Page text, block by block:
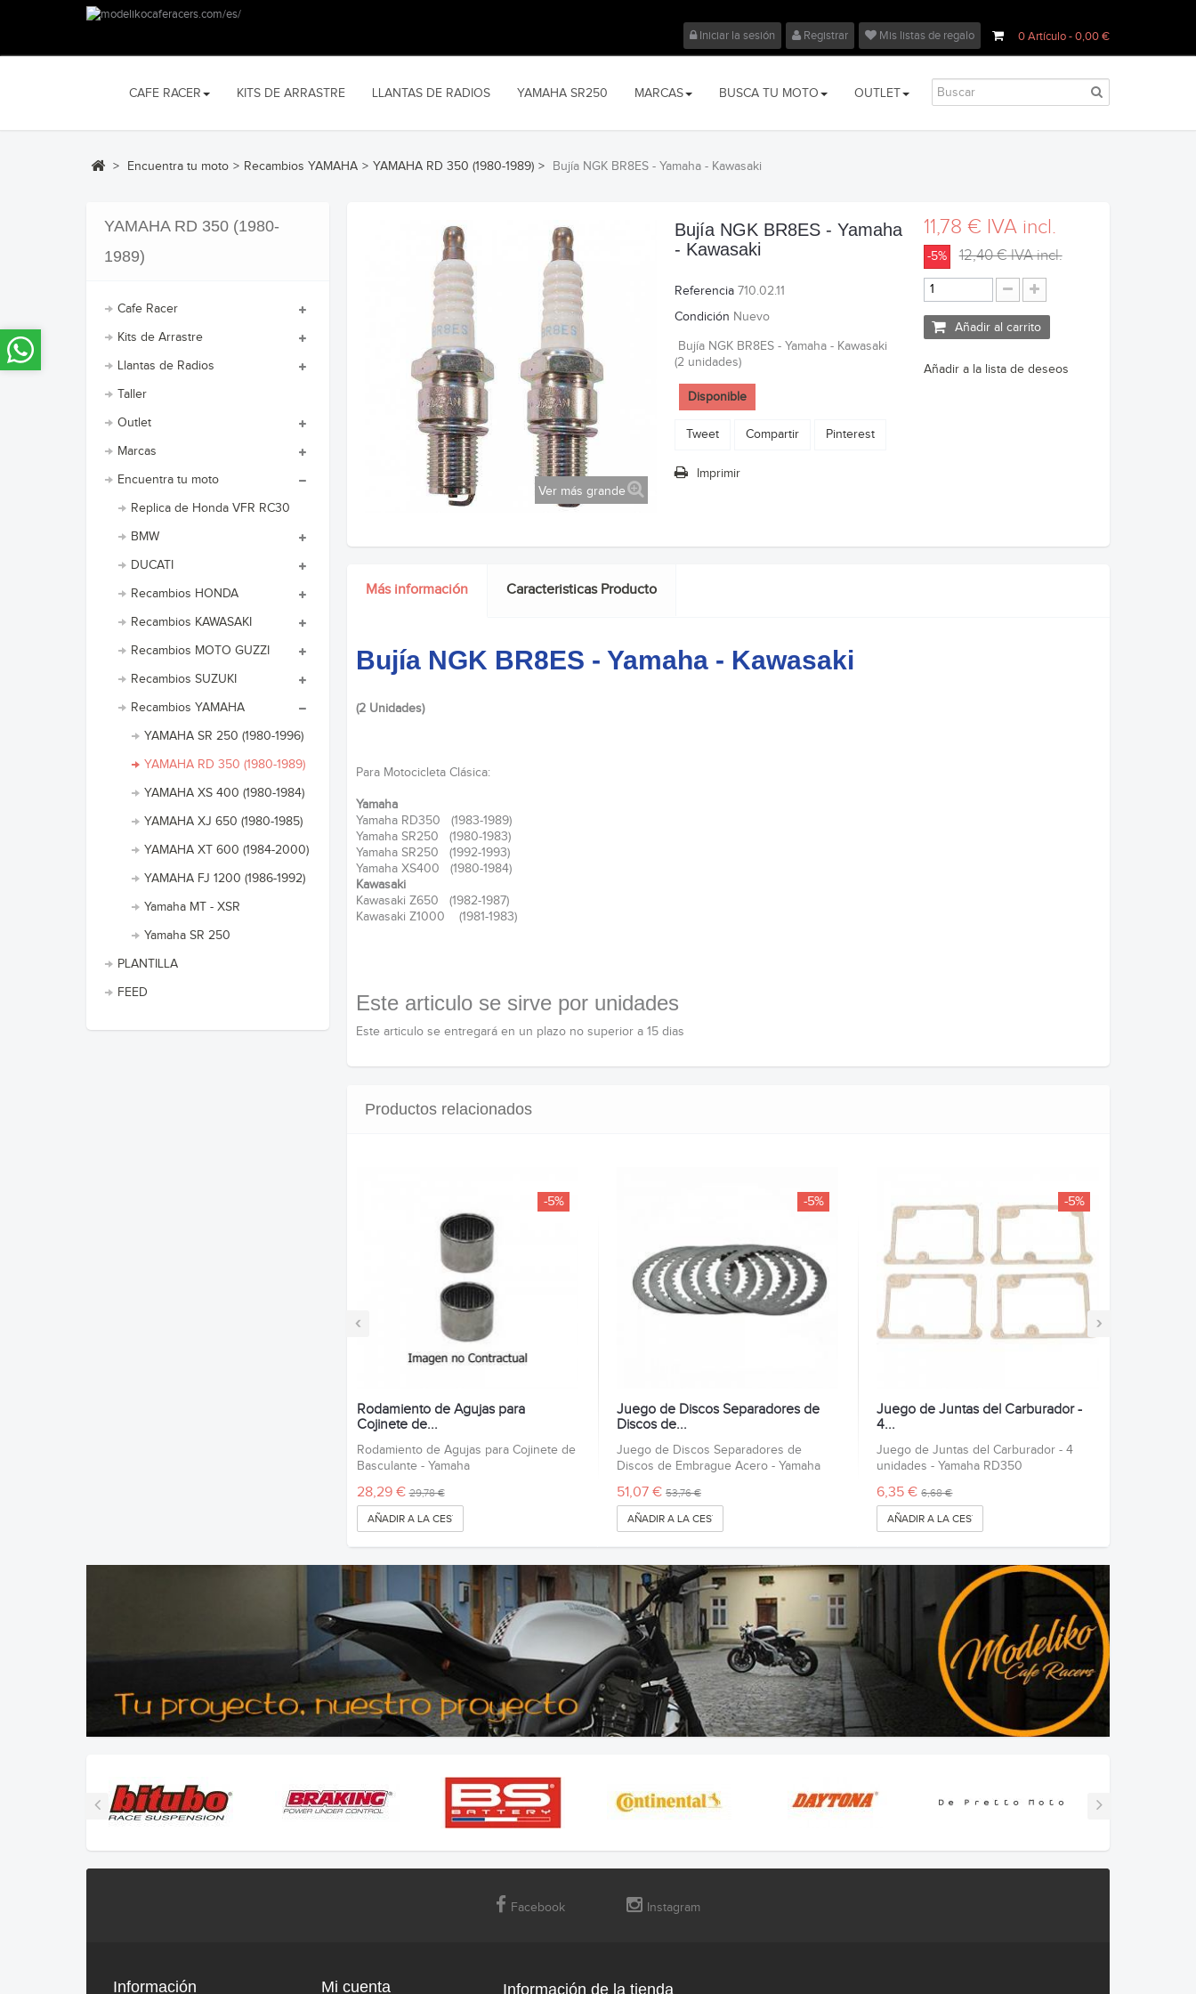
0Artículo- 0,00 €
Iniciar la sesión Registrar Mis listas de regalo
CAFE RACER KITS DE ARRASTRE LLANTAS DE RADIOS YAMAHA SR250 MARCAS BUSCA TU MOTO OUTLET
> Encuentra tu moto > Recambios YAMAHA > YAMAHA RD 350 (1980-1989) > Bujía NGK BR8ES - Yamaha - Kawasaki
YAMAHA RD 350 (1980-
1989)
Cafe Racer
Kits de Arrastre
Llantas de Radios
Taller
Outlet
Marcas
Encuentra tu moto
Replica de Honda VFR RC30
BMW
DUCATI
Recambios HONDA
Recambios KAWASAKI
Recambios MOTO GUZZI
Recambios SUZUKI
Recambios YAMAHA
YAMAHA SR 250 (1980-1996)
YAMAHA RD 350 (1980-1989)
YAMAHA XS 400 (1980-1984)
YAMAHA XJ 650 (1980-1985)
YAMAHA XT 600 (1984-2000)
YAMAHA FJ 1200 (1986-1992)
Yamaha MT - XSR
Yamaha SR 250
PLANTILLA
FEED
Ver más grande
Bujía NGK BR8ES - Yamaha
- Kawasaki
Referencia 710.02.11
Condición Nuevo
Bujía NGK BR8ES - Yamaha - Kawasaki
(2 unidades)
Disponible
Tweet Compartir Pinterest
Imprimir
11,78 € IVA incl.
-5% 12,40 €IVA incl.
Añadir al carrito
Añadir a la lista de deseos
Más información Caracteristicas Producto
Bujía NGK BR8ES - Yamaha - Kawasaki
(2 Unidades)
Para Motocicleta Clásica:
Yamaha
Yamaha RD350 (1983-1989)
Yamaha SR250 (1980-1983)
Yamaha SR250 (1992-1993)
Yamaha XS400 (1980-1984)
Kawasaki
Kawasaki Z650 (1982-1987)
Kawasaki Z1000 (1981-1983)
Este articulo se sirve por unidades
Este articulo se entregará en un plazo no superior a 15 dias
Productos relacionados
‹ ›
-5%
Rodamiento de Agujas para
Cojinete de...
Rodamiento de Agujas para Cojinete de
Basculante - Yamaha
28,29 € 29,78 €
AÑADIR A LA CESTA
-5%
Juego de Discos Separadores de
Discos de...
Juego de Discos Separadores de
Discos de Embrague Acero - Yamaha
51,07 € 53,76 €
AÑADIR A LA CESTA
-5%
Juego de Juntas del Carburador -
4...
Juego de Juntas del Carburador - 4
unidades - Yamaha RD350
6,35 € 6,68 €
AÑADIR A LA CESTA
Facebook Instagram
Información Mi cuenta Información de la tienda